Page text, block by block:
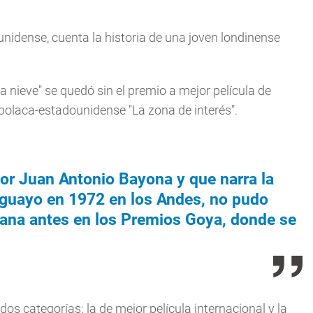
cuenta la historia de una joven londinense
nieve" se quedó sin el premio a mejor película de
estadounidense "La zona de interés".
Juan Antonio Bayona y que narra la
en 1972 en los Andes, no pudo
antes en los Premios Goya, donde se
categorías: la de mejor película internacional y la